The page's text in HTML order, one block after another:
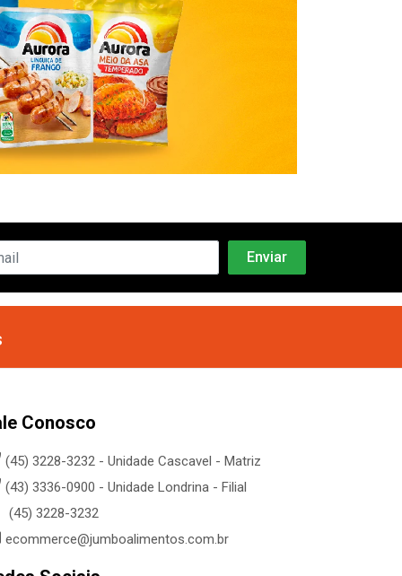
Conosco
(45) 3228-3232 - Unidade Cascavel - Matriz
(43) 3336-0900 - Unidade Londrina - Filial
(45) 3228-3232
ecommerce@jumboalimentos.com.br